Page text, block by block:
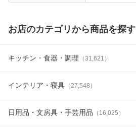
お店のカテゴリから商品を探す
キッチン・食器・調理 （31,621 ）
インテリア・寝具 （27,548 ）
日用品・文房具・手芸用品 （ 16,025 ）